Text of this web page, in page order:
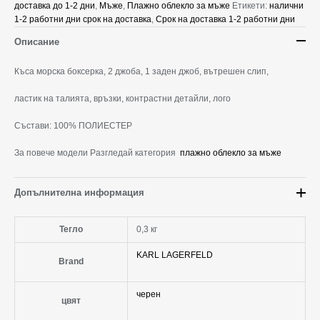
доставка до 1-2 дни Мъже Плажно облекло за мъже Етикети: налични
1-2 работни дни срок на доставка Срок на доставка 1-2 работни дни
Описание
Къса морска боксерка, 2 джоба, 1 заден джоб, вътрешен слип,
ластик на талията, връзки, контрастни детайли, лого
Състави: 100% ПОЛИЕСТЕР
За повече модели Разгледай категория плажно облекло за мъже
Допълнителна информация
Тегло 0,3 кг
Brand
KARL LAGERFELD
цвят
черен